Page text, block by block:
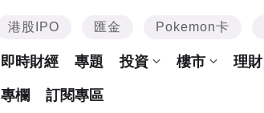
港股IPO 匯金 Pokemon卡
即時財經 專題 投資 樓市 理財
專欄 訂閱專區